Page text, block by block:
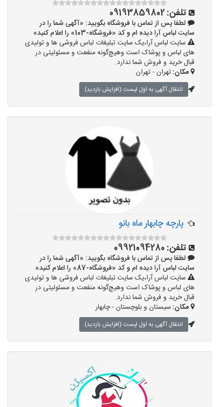
تلفن:09193859802
لطفا پس از تماس با فروشگاه بگویید: «آگهی شما را در
سایت لباس آرا دیده ام و کد «فروشگاه-103» را اعلام کنید»
سایت لباس آرا،یک سایت تبلیغات لباس فروشی ها و تولیدی
های لباس و پوشاک است وهیچ‌گونه منفعت و مسئولیتی در
قبال خرید و فروش شما ندارد.
مکان:تهران - تهران
انتقال آگهی به اول لیست (افزایش بازدید)
پارچه چابهار ماه بانو
تلفن: 09921094280
لطفا پس از تماس با فروشگاه بگویید: «آگهی شما را در
سایت لباس آرا دیده ام و کد «فروشگاه-87» را اعلام کنید»
سایت لباس آرا،یک سایت تبلیغات لباس فروشی ها و تولیدی
های لباس و پوشاک است وهیچ‌گونه منفعت و مسئولیتی در
قبال خرید و فروش شما ندارد.
مکان: سیستان و بلوچستان - چابهار
انتقال آگهی به اول لیست (افزایش بازدید)